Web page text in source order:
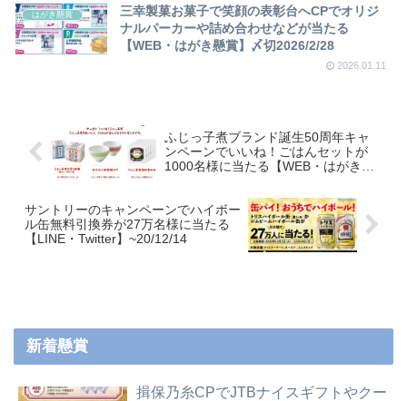
はがき懸賞
三幸製菓お菓子で笑顔の表彰台へCPでオリジ
ナルパーカーや詰め合わせなどが当たる
【WEB・はがき懸賞】〆切2026/2/28
2026.01.11
ふじっ子煮ブランド誕生50周年キャ
ンペーンでいいね！ごはんセットが
1000名様に当たる【WEB・はがき】
サントリーのキャンペーンでハイボー
ル缶無料引換券が27万名様に当たる
【LINE・Twitter】~20/12/14
新着懸賞
揖保乃糸CPでJTBナイスギフトやクー